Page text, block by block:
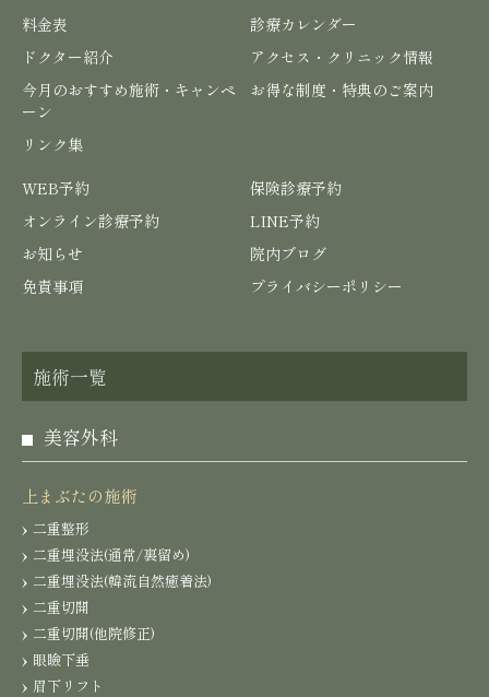
料金表
診療カレンダー
ドクター紹介
アクセス・クリニック情報
今月のおすすめ施術・キャンペ
ーン
お得な制度・特典のご案内
リンク集
WEB予約
保険診療予約
オンライン診療予約
LINE予約
お知らせ
院内ブログ
免責事項
プライバシーポリシー
施術一覧
美容外科
上まぶたの施術
二重整形
二重埋没法(通常/裏留め)
二重埋没法(韓流自然癒着法)
二重切開
二重切開(他院修正)
眼瞼下垂
眉下リフト